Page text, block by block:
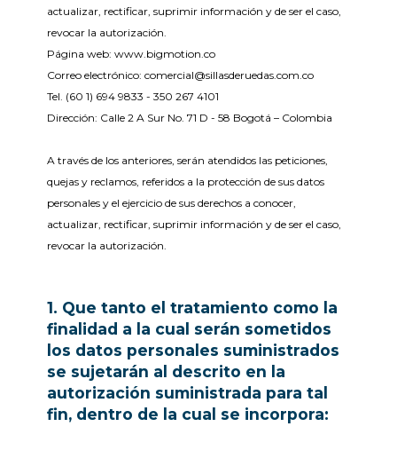
actualizar, rectificar, suprimir información y de ser el caso,
revocar la autorización.
Página web: www.bigmotion.co
Correo electrónico: comercial@sillasderuedas.com.co
Tel. (60 1) 694 9833 - 350 267 4101
Dirección: Calle 2 A Sur No. 71 D - 58 Bogotá – Colombia
A través de los anteriores, serán atendidos las peticiones,
quejas y reclamos, referidos a la protección de sus datos
personales y el ejercicio de sus derechos a conocer,
actualizar, rectificar, suprimir información y de ser el caso,
revocar la autorización.
1. Que tanto el tratamiento como la
finalidad a la cual serán sometidos
los datos personales suministrados
se sujetarán al descrito en la
autorización suministrada para tal
fin, dentro de la cual se incorpora: